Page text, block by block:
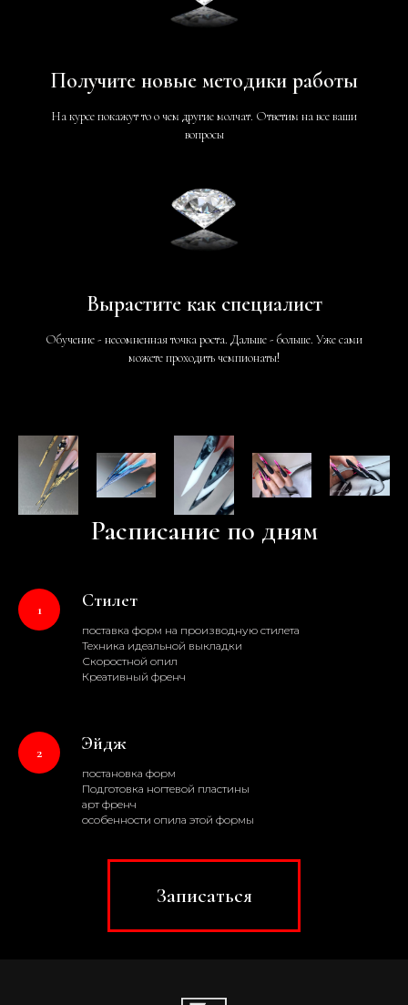
Получите новые методики работы
На курсе покажут то о чем другие молчат. Ответим на все ваши
вопросы
Вырастите как специалист
Обучение - несомненная точка роста. Дальше - больше. Уже сами
можете проходить чемпионаты!
Расп исание по дням
Стилет
поставка форм на производную стилета
Техника идеальной выкладки
Скоростной опил
Креативный френч
Эйдж
постановка форм
Подготовка ногтевой пластины
арт френч
особенности опила этой формы
Записаться